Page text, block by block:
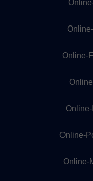
Online-
Online-
Online-